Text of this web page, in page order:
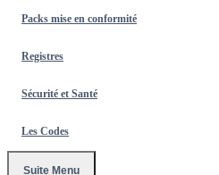
Packs mise en conformité
Registres
Sécurité et Santé
Les Codes
Suite Menu